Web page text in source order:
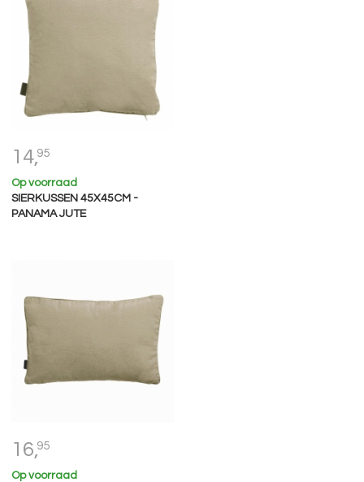
14,95
Op voorraad
SIERKUSSEN 45X45CM -
PANAMA JUTE
16,95
Op voorraad